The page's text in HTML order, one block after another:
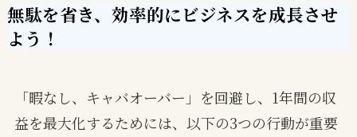
無駄を省き、効率的にビジネスを成長させ
よう！
「暇なし、キャバオーバー」を回避し、1年間の収
益を最大化するためには、以下の3つの行動が重要